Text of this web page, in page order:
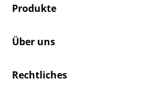
Produkte
Über uns
Rechtliches